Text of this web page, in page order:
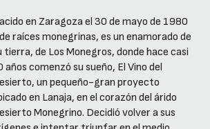
en Zaragoza el 30 de mayo de 1980
raíces monegrinas, es un enamorado de
tierra, de Los Monegros, donde hace casi
años comenzó su sueño, El Vino del
un pequeño-gran proyecto
en Lanaja, en el corazón del árido
Monegrino. Decidió volver a sus